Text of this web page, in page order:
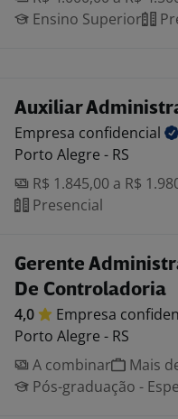
Ensino Superior
Auxiliar
Empresa confidencial
Porto Alegre - RS
R$ 1.845,00 a R$
Presencial
Gerente
De Controladoria
4,0 Empresa
Porto Alegre - RS
A combinar
Mais
Pós-graduação -